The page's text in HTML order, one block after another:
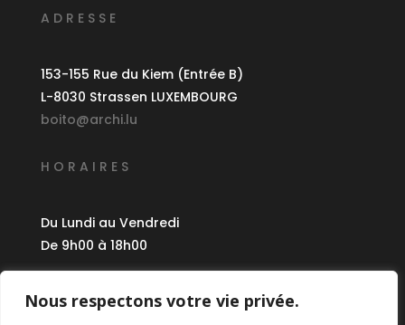
Nous respectons votre vie privée.
ADRESSE
153-155 Rue du Kiem (Entrée B)
L-8030 Strassen LUXEMBOURG
boito@archi.lu
HORAIRES
Du Lundi au Vendredi
De 9h00 à 18h00